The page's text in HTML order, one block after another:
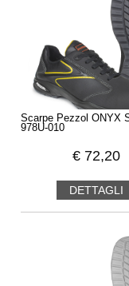
Scarpe Pezzol ONYX
978U-010
€ 72,20
DETTAGLI